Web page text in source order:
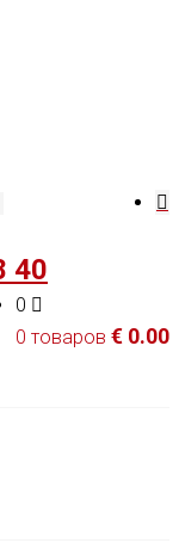
40
0
0 товаров € 0.00